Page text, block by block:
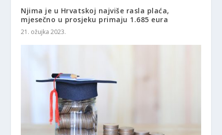
Njima je u Hrvatskoj najviše rasla plaća,
mjesečno u prosjeku primaju 1.685 eura
21. ožujka 2023.